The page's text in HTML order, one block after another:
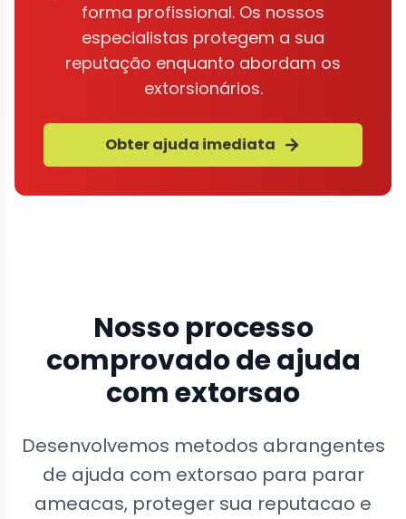
forma profissional. Os nossos
especialistas protegem a sua
reputação enquanto abordam os
extorsionários.
Obter ajuda imediata
Nosso processo
comprovado de ajuda
com extorsao
Desenvolvemos metodos abrangentes
de ajuda com extorsao para parar
ameacas, proteger sua reputacao e